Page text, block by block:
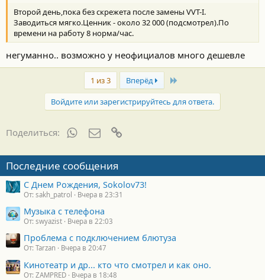
Второй день,пока без скрежета после замены VVT-I.
Заводиться мягко.Ценник - около 32 000 (подсмотрел).По
времени на работу 8 норма/час.
негуманно.. возможно у неофициалов много дешевле
1 из 3 Вперёд Last
Войдите или зарегистрируйтесь для ответа.
Поделиться: WhatsAppЭлектронная почта
Последние сообщения
С Днем Рождения, Sokolov73!
От: sakh_patrol Вчера в 23:31
Музыка с телефона
От: swyazist Вчера в 22:03
Проблема с подключением блютуза
От: Tarzan Вчера в 20:47
Кинотеатр и др... кто что смотрел и как оно.
От: ZAMPRED Вчера в 18:48